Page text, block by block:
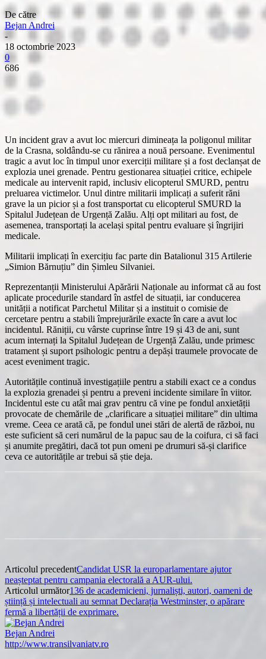
De către
Bejan Andrei
-
18 octombrie 2023
0
686
Un incident grav a avut loc miercuri dimineața la poligonul militar
de la Crasna, soldându-se cu rănirea a nouă persoane. Evenimentul
tragic a avut loc în timpul unor exerciții militare și a fost declanșat de
explozia unei grenade. Pentru gestionarea situației critice, echipele
medicale au intervenit rapid, inclusiv elicopterul SMURD, pentru
preluarea victimelor. Unul dintre militarii implicați a suferit răni
grave la un picior și a fost transportat cu elicopterul SMURD la
Spitalul Județean de Urgență Zalău. Alți opt militari au fost, de
asemenea, transportați la același spital pentru evaluare și îngrijiri
medicale.
Militarii implicați în exercițiu fac parte din Batalionul 315 Artilerie
„Simion Bărnuțiu” din Șimleu Silvaniei.
Reprezentanții Ministerului Apărării Naționale au informat că au fost
aplicate procedurile standard în astfel de situații, iar conducerea
unității a notificat Parchetul Militar și a instituit o comisie de
cercetare pentru a stabili împrejurările exacte în care a avut loc
incidentul. Răniții, cu vârste cuprinse între 19 și 43 de ani, sunt
acum internați la Spitalul Județean de Urgență Zalău, unde primesc
tratament și suport psihologic pentru a depăși traumele provocate de
acest eveniment tragic.
Autoritățile continuă investigațiile pentru a stabili exact ce a condus
la explozia grenadei și pentru a preveni incidente similare în viitor.
Incidentul este cu atât mai grav pentru că vine pe fondul anxietății
provocate de chemările de „clarificare a situației militare” din ultima
vreme. Ceea ce arată că, pe fondul unei stări de alertă de război, nu
este suficient să ceri numărul de la papuc sau de la coifura, ci să faci
și anumite pregătiri, dacă tot pun omeni pe drumuri să-și clarifice
ceva ce autoritățile ar trebui să știe deja.
Articolul precedentCandidat USR la europarlamentare ajutor
neașteptat pentru campania electorală a AUR-ului.
Articolul următor136 de academicieni, jurnaliști, autori, oameni de
știință și intelectuali au semnat Declarația Westminster, o apărare
fermă a libertății de exprimare.
Bejan Andrei
http://www.transilvaniatv.ro